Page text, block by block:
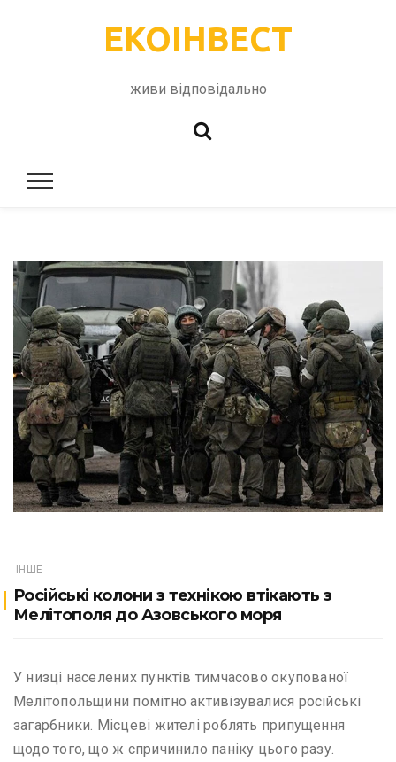
ЕКОІНВЕСТ
живи відповідально
ІНШЕ
Російські колони з технікою втікають з
Мелітополя до Азовського моря
У низці населених пунктів тимчасово окупованої
Мелітопольщини помітно активізувалися російські
загарбники. Місцеві жителі роблять припущення
щодо того, що ж спричинило паніку цього разу.